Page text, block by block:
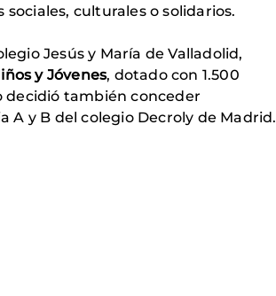
culturales o solidarios.
Jesús y María de Valladolid,
y Jóvenes, dotado con 1.500
decidió también conceder
A y B del colegio Decroly de Madrid.